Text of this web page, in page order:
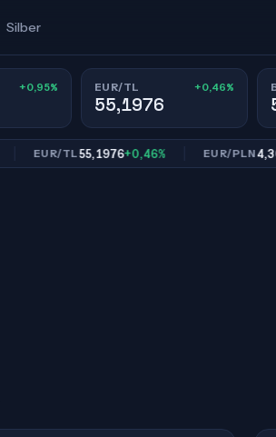
Silber
+0,95% EUR/TL +0,46%
55,1976
EUR/TL55,1976+0,46% EUR/PLN4,3003